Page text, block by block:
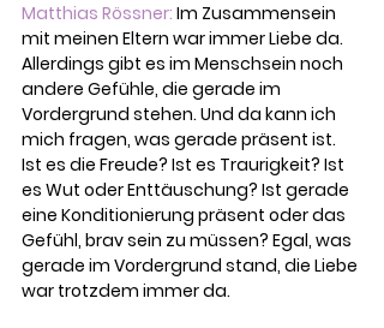
Matthias Rössner: Im Zusammensein
mit meinen Eltern war immer Liebe da.
Allerdings gibt es im Menschsein noch
andere Gefühle, die gerade im
Vordergrund stehen. Und da kann ich
mich fragen, was gerade präsent ist.
Ist es die Freude? Ist es Traurigkeit? Ist
es Wut oder Enttäuschung? Ist gerade
eine Konditionierung präsent oder das
Gefühl, brav sein zu müssen? Egal, was
gerade im Vordergrund stand, die Liebe
war trotzdem immer da.